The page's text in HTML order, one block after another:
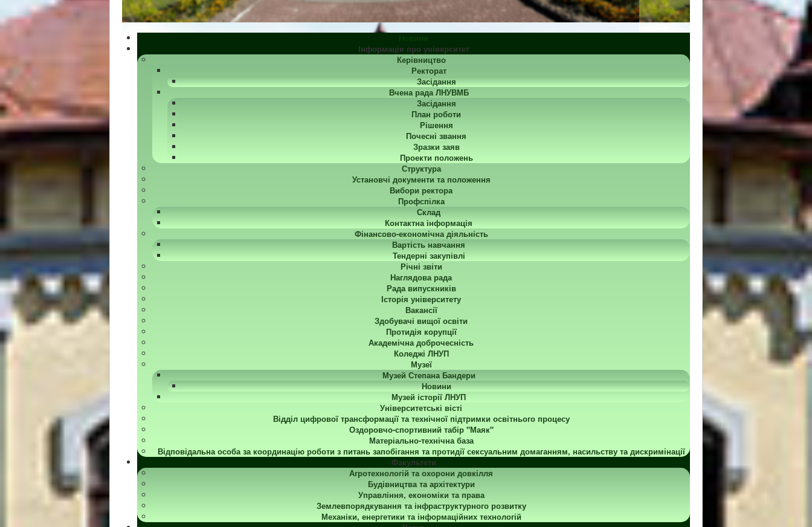
Інформація про університет
Керівництво
Ректорат
Засідання
Вчена рада ЛНУВМБ
Засідання
План роботи
Рішення
Почесні звання
Зразки заяв
Проекти положень
Структура
Установчі документи та положення
Вибори ректора
Профспілка
Склад
Контактна інформація
Фінансово-економічна діяльність
Вартість навчання
Тендерні закупівлі
Річні звіти
Наглядова рада
Рада випускників
Історія університету
Вакансії
Здобувачі вищої освіти
Протидія корупції
Академічна доброчесність
Коледжі ЛНУП
Музеї
Музей Степана Бандери
Новини
Музей історії ЛНУП
Університетські вісті
Відділ цифрової трансформації та технічної підтримки освітнього процесу
Оздоровчо-спортивний табір "Маяк"
Матеріально-технічна база
Відповідальна особа за координацію роботи з питань запобігання та протидії сексуальним домаганням, насильству та дискримінації
Факультети
Агротехнологій та охорони довкілля
Будівництва та архітектури
Управління, економіки та права
Землевпорядкування та інфраструктурного розвитку
Механіки, енергетики та інформаційних технологій